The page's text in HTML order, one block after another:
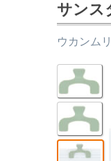
サンス
ウカンム